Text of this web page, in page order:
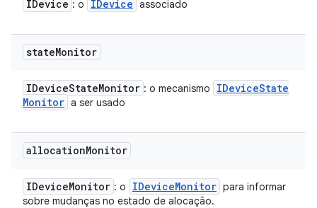
IDevice : o IDevice associado
stateMonitor
IDeviceStateMonitor : o mecanismo IDeviceState
Monitor a ser usado
allocationMonitor
IDeviceMonitor : o IDeviceMonitor para informar
sobre mudanças no estado de alocação.